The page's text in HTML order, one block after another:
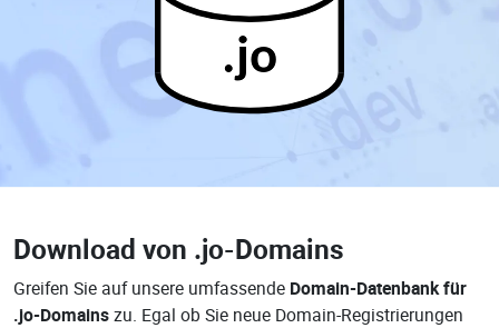
.jo
Download von .jo-Domains
Greifen Sie auf unsere umfassende Domain-Datenbank für
.jo-Domainszu. Egal ob Sie neue Domain-Registrierungen